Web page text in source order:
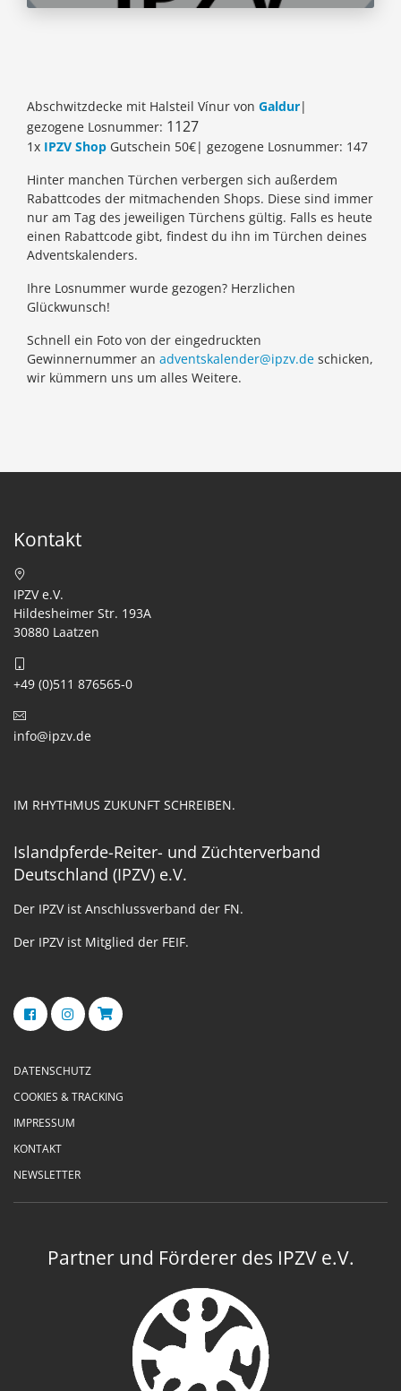
Abschwitzdecke mit Halsteil Vínur von Galdur|
gezogene Losnummer: 1127
1x IPZV Shop Gutschein 50€| gezogene Losnummer: 147
Hinter manchen Türchen verbergen sich außerdem
Rabattcodes der mitmachenden Shops. Diese sind immer
nur am Tag des jeweiligen Türchens gültig. Falls es heute
einen Rabattcode gibt, findest du ihn im Türchen deines
Adventskalenders.
Ihre Losnummer wurde gezogen? Herzlichen
Glückwunsch!
Schnell ein Foto von der eingedruckten
Gewinnernummer an adventskalender@ipzv.de schicken,
wir kümmern uns um alles Weitere.
Kontakt
IPZV e.V.
Hildesheimer Str. 193A
30880 Laatzen
+49 (0)511 876565-0
info@ipzv.de
IM RHYTHMUS ZUKUNFT SCHREIBEN.
Islandpferde-Reiter- und Züchterverband
Deutschland (IPZV) e.V.
Der IPZV ist Anschlussverband der FN.
Der IPZV ist Mitglied der FEIF.
DATENSCHUTZ
COOKIES & TRACKING
IMPRESSUM
KONTAKT
NEWSLETTER
Partner und Förderer des IPZV e.V.